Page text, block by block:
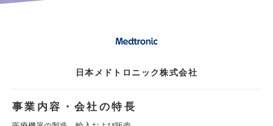
日本メドトロニック株式会社
事業内容・会社の特長